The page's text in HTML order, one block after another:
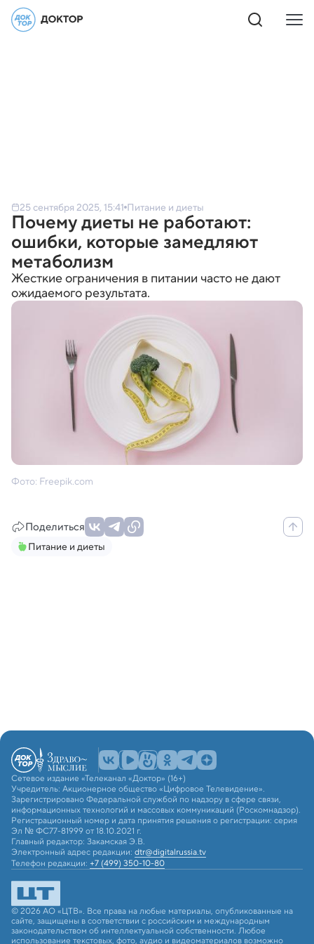
25 сентября 2025, 15:41 Питание и диеты
Почему диеты не работают:
ошибки, которые замедляют
метаболизм
Жесткие ограничения в питании часто не дают
ожидаемого результата.
Фото: Freepik.com
Поделиться
Питание и диеты
Сетевое издание «Телеканал «Доктор» (16+)
Учредитель: Акционерное общество «Цифровое Телевидение».
Зарегистрировано Федеральной службой по надзору в сфере связи,
информационных технологий и массовых коммуникаций (Роскомнадзор).
Регистрационный номер и дата принятия решения о регистрации: серия
Эл № ФС77-81999 от 18.10.2021 г.
Главный редактор: Закамская Э.В.
Электронный адрес редакции: dtr@digitalrussia.tv
Телефон редакции: +7 (499) 350-10-80
© 2026 АО «ЦТВ». Все права на любые материалы, опубликованные на
сайте, защищены в соответствии с российским и международным
законодательством об интеллектуальной собственности. Любое
использование текстовых, фото, аудио и видеоматериалов возможно